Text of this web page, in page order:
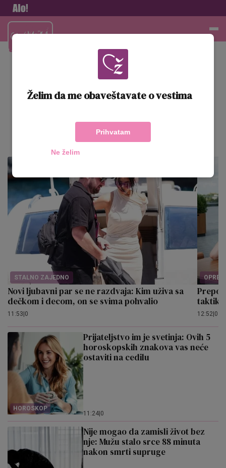
Najžen
a
Želim da me obaveštavate o vestima
Prihvatam
Ne želim
Dodaj kao željeni izvor na google pretrazi
STALNO ZAJEDNO
Novi ljubavni par se ne razdvaja: Kim uživa sa
dečkom i decom, on se svima pohvalio
11:53 0
OPREZ!
taktike
12:52 0
HOROSKOP
Prijateljstvo im je svetinja: Ovih 5
horoskopskih znakova vas neće
ostaviti na cedilu
11:24 0
Nije mogao da zamisli život bez
nje: Mužu stalo srce 88 minuta
nakon smrti supruge